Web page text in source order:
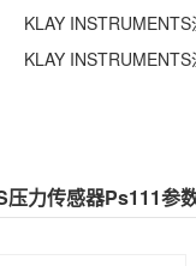
KLAY
力传感器Ps111参